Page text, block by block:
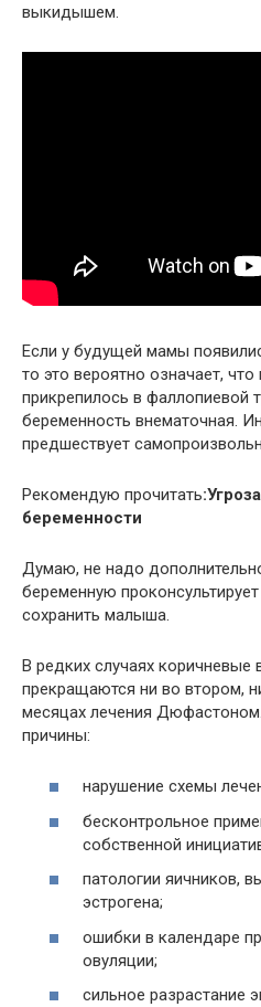
выкидышем.
Если у будущей мамы
то это вероятно означает,
прикрепилось в фаллопиевой
беременность внематочная.
предшествует
Рекомендую прочитать
беременности
Думаю, не надо
беременную
сохранить малыша.
В редких случаях коричневые
прекращаются ни во втором,
месяцах лечения
причины:
нарушение схемы
бесконтрольное
собственной
патологии яичников,
эстрогена;
ошибки в календаре
овуляции;
сильное разрастание